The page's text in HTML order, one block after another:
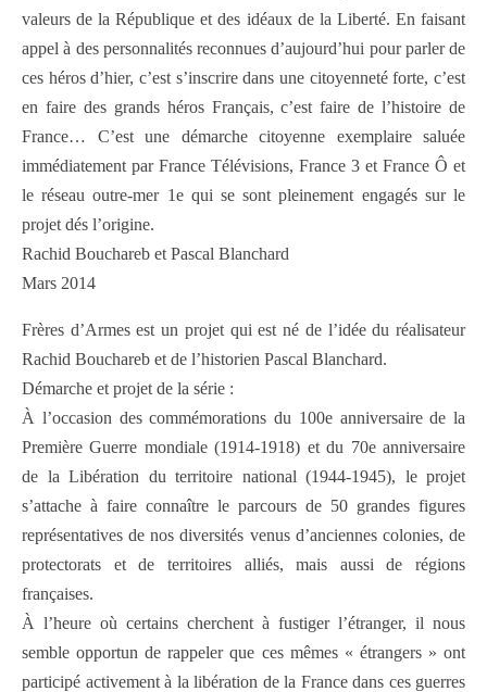
valeurs de la République et des idéaux de la Liberté. En faisant
appel à des personnalités reconnues d’aujourd’hui pour parler de
ces héros d’hier, c’est s’inscrire dans une citoyenneté forte, c’est
en faire des grands héros Français, c’est faire de l’histoire de
France… C’est une démarche citoyenne exemplaire saluée
immédiatement par France Télévisions, France 3 et France Ô et
le réseau outre-mer 1e qui se sont pleinement engagés sur le
projet dés l’origine.
Rachid Bouchareb et Pascal Blanchard
Mars 2014
Frères d’Armes est un projet qui est né de l’idée du réalisateur
Rachid Bouchareb et de l’historien Pascal Blanchard.
Démarche et projet de la série :
À l’occasion des commémorations du 100e anniversaire de la
Première Guerre mondiale (1914-1918) et du 70e anniversaire
de la Libération du territoire national (1944-1945), le projet
s’attache à faire connaître le parcours de 50 grandes figures
représentatives de nos diversités venus d’anciennes colonies, de
protectorats et de territoires alliés, mais aussi de régions
françaises.
À l’heure où certains cherchent à fustiger l’étranger, il nous
semble opportun de rappeler que ces mêmes « étrangers » ont
participé activement à la libération de la France dans ces guerres